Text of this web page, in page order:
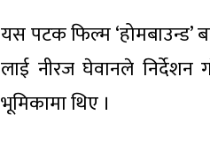
यस पटक फिल्म ‘होमबाउन्ड’
लाई नीरज घेवानले
भूमिकामा थिए ।